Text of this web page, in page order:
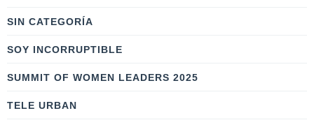
SIN CATEGORÍA
SOY INCORRUPTIBLE
SUMMIT OF WOMEN LEADERS 2025
TELE URBAN